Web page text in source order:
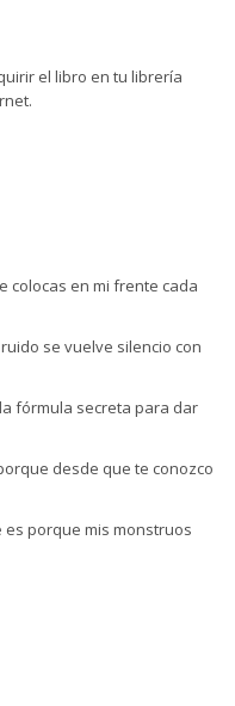
el libro en tu librería
colocas en mi frente cada
se vuelve silencio con
fórmula secreta para dar
desde que te conozco
porque mis monstruos